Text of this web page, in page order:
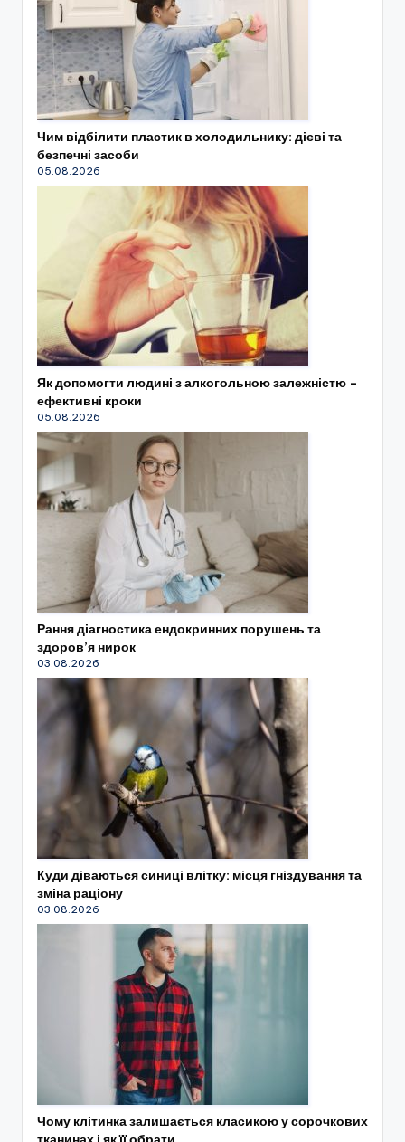
Чим відбілити пластик в холодильнику: дієві та
безпечні засоби
05.08.2026
Як допомогти людині з алкогольною залежністю –
ефективні кроки
05.08.2026
Рання діагностика ендокринних порушень та
здоров’я нирок
03.08.2026
Куди діваються синиці влітку: місця гніздування та
зміна раціону
03.08.2026
Чому клітинка залишається класикою у сорочкових